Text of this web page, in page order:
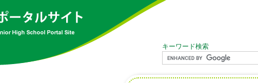
キーワード検索